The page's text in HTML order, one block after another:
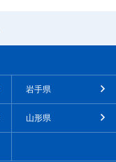
岩手県
山形県